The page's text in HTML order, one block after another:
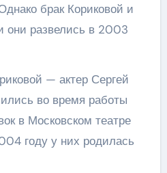
брак Кориковой и
они развелись в 2003
— актер Сергей
во время работы
в Московском театре
году у них родилась